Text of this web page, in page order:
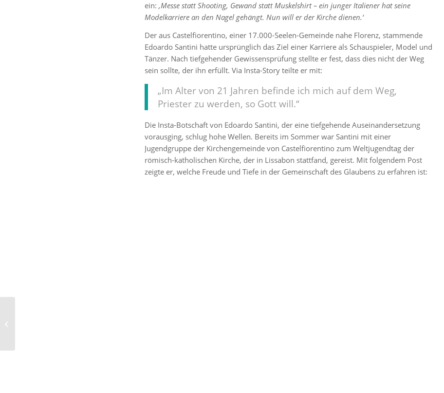
ein: ‚Messe statt Shooting, Gewand statt Muskelshirt – ein junger Italiener hat seine
Modelkarriere an den Nagel gehängt. Nun will er der Kirche dienen.‘
Der aus Castelfiorentino, einer 17.000-Seelen-Gemeinde nahe Florenz, stammende
Edoardo Santini hatte ursprünglich das Ziel einer Karriere als Schauspieler, Model und
Tänzer. Nach tiefgehender Gewissensprüfung stellte er fest, dass dies nicht der Weg
sein sollte, der ihn erfüllt. Via Insta-Story teilte er mit:
„Im Alter von 21 Jahren befinde ich mich auf dem Weg,
Priester zu werden, so Gott will.“
Die Insta-Botschaft von Edoardo Santini, der eine tiefgehende Auseinandersetzung
vorausging, schlug hohe Wellen. Bereits im Sommer war Santini mit einer
Jugendgruppe der Kirchengemeinde von Castelfiorentino zum Weltjugendtag der
römisch-katholischen Kirche, der in Lissabon stattfand, gereist. Mit folgendem Post
zeigte er, welche Freude und Tiefe in der Gemeinschaft des Glaubens zu erfahren ist: